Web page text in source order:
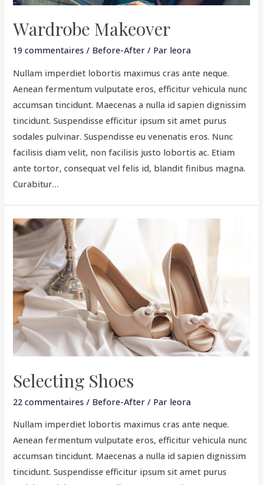
Wardrobe Makeover
19 commentaires / Before-After / Par leora
Nullam imperdiet lobortis maximus cras ante neque.
Aenean fermentum vulputate eros, efficitur vehicula nunc
accumsan tincidunt. Maecenas a nulla id sapien dignissim
tincidunt. Suspendisse efficitur ipsum sit amet purus
sodales pulvinar. Suspendisse eu venenatis eros. Nunc
facilisis diam velit, non facilisis justo lobortis ac. Etiam
ante tortor, consequat vel felis id, blandit finibus magna.
Curabitur…
Selecting Shoes
22 commentaires / Before-After / Par leora
Nullam imperdiet lobortis maximus cras ante neque.
Aenean fermentum vulputate eros, efficitur vehicula nunc
accumsan tincidunt. Maecenas a nulla id sapien dignissim
tincidunt. Suspendisse efficitur ipsum sit amet purus